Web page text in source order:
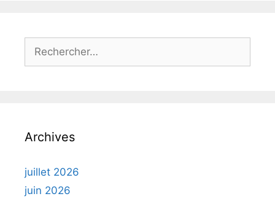
Rechercher :
Archives
juillet 2026
juin 2026